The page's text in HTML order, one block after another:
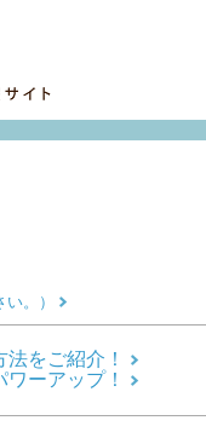
。）
をご紹介！
ーアップ！